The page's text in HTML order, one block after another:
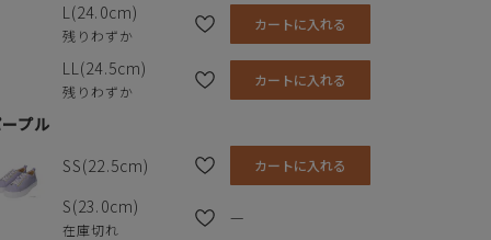
L(24.0cm)
残りわずか
カートに入れる
LL(24.5cm)
残りわずか
カートに入れる
プル
SS(22.5cm)
カートに入れる
S(23.0cm)
在庫切れ
—